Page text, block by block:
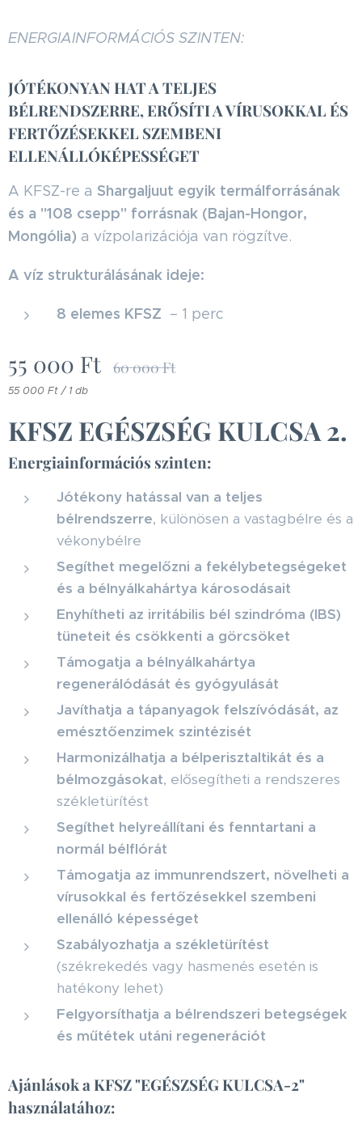
ENERGIAINFORMÁCIÓS SZINTEN:
JÓTÉKONYAN HAT A TELJES
BÉLRENDSZERRE, ERŐSÍTI A VÍRUSOKKAL ÉS
FERTŐZÉSEKKEL SZEMBENI
ELLENÁLLÓKÉPESSÉGET
A KFSZ-re a Shargaljuut egyik termálforrásának
és a "108 csepp" forrásnak (Bajan-Hongor,
Mongólia) a vízpolarizációja van rögzítve.
A víz strukturálásának ideje:
8 elemes KFSZ – 1 perc
55 000 Ft 60 000Ft
55 000 Ft / 1 db
KFSZ EGÉSZSÉG KULCSA 2.
Energiainformációs szinten:
Jótékony hatással van a teljes
bélrendszerre, különösen a vastagbélre és a
vékonybélre
Segíthet megelőzni a fekélybetegségeket
és a bélnyálkahártya károsodásait
Enyhítheti az irritábilis bél szindróma (IBS)
tüneteit és csökkenti a görcsöket
Támogatja a bélnyálkahártya
regenerálódását és gyógyulását
Javíthatja a tápanyagok felszívódását, az
emésztőenzimek szintézisét
Harmonizálhatja a bélperisztaltikát és a
bélmozgásokat, elősegítheti a rendszeres
székletürítést
Segíthet helyreállítani és fenntartani a
normál bélflórát
Támogatja az immunrendszert, növelheti a
vírusokkal és fertőzésekkel szembeni
ellenálló képességet
Szabályozhatja a székletürítést
(székrekedés vagy hasmenés esetén is
hatékony lehet)
Felgyorsíthatja a bélrendszeri betegségek
és műtétek utáni regenerációt
Ajánlások a KFSZ "EGÉSZSÉG KULCSA-2"
használatához: